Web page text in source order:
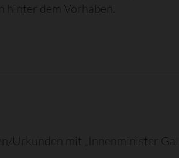
hinter dem Vorhaben.
Urkunden mit „Innenminister Gall“